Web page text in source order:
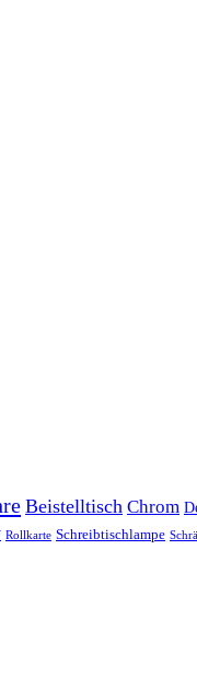
Beistelltisch Chrom
Rollkarte Schreibtischlampe